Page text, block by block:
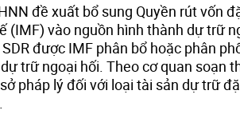
đề xuất bổ sung Quyền rút vốn
(IMF) vào nguồn hình thành dự trữ
được IMF phân bổ hoặc phân
trữ ngoại hối. Theo cơ quan soạn
pháp lý đối với loại tài sản dự trữ